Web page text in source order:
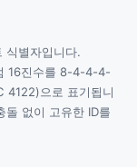
별자입니다.
16진수를 8-4-4-4-
4122)으로 표기됩니
돌 없이 고유한 ID를